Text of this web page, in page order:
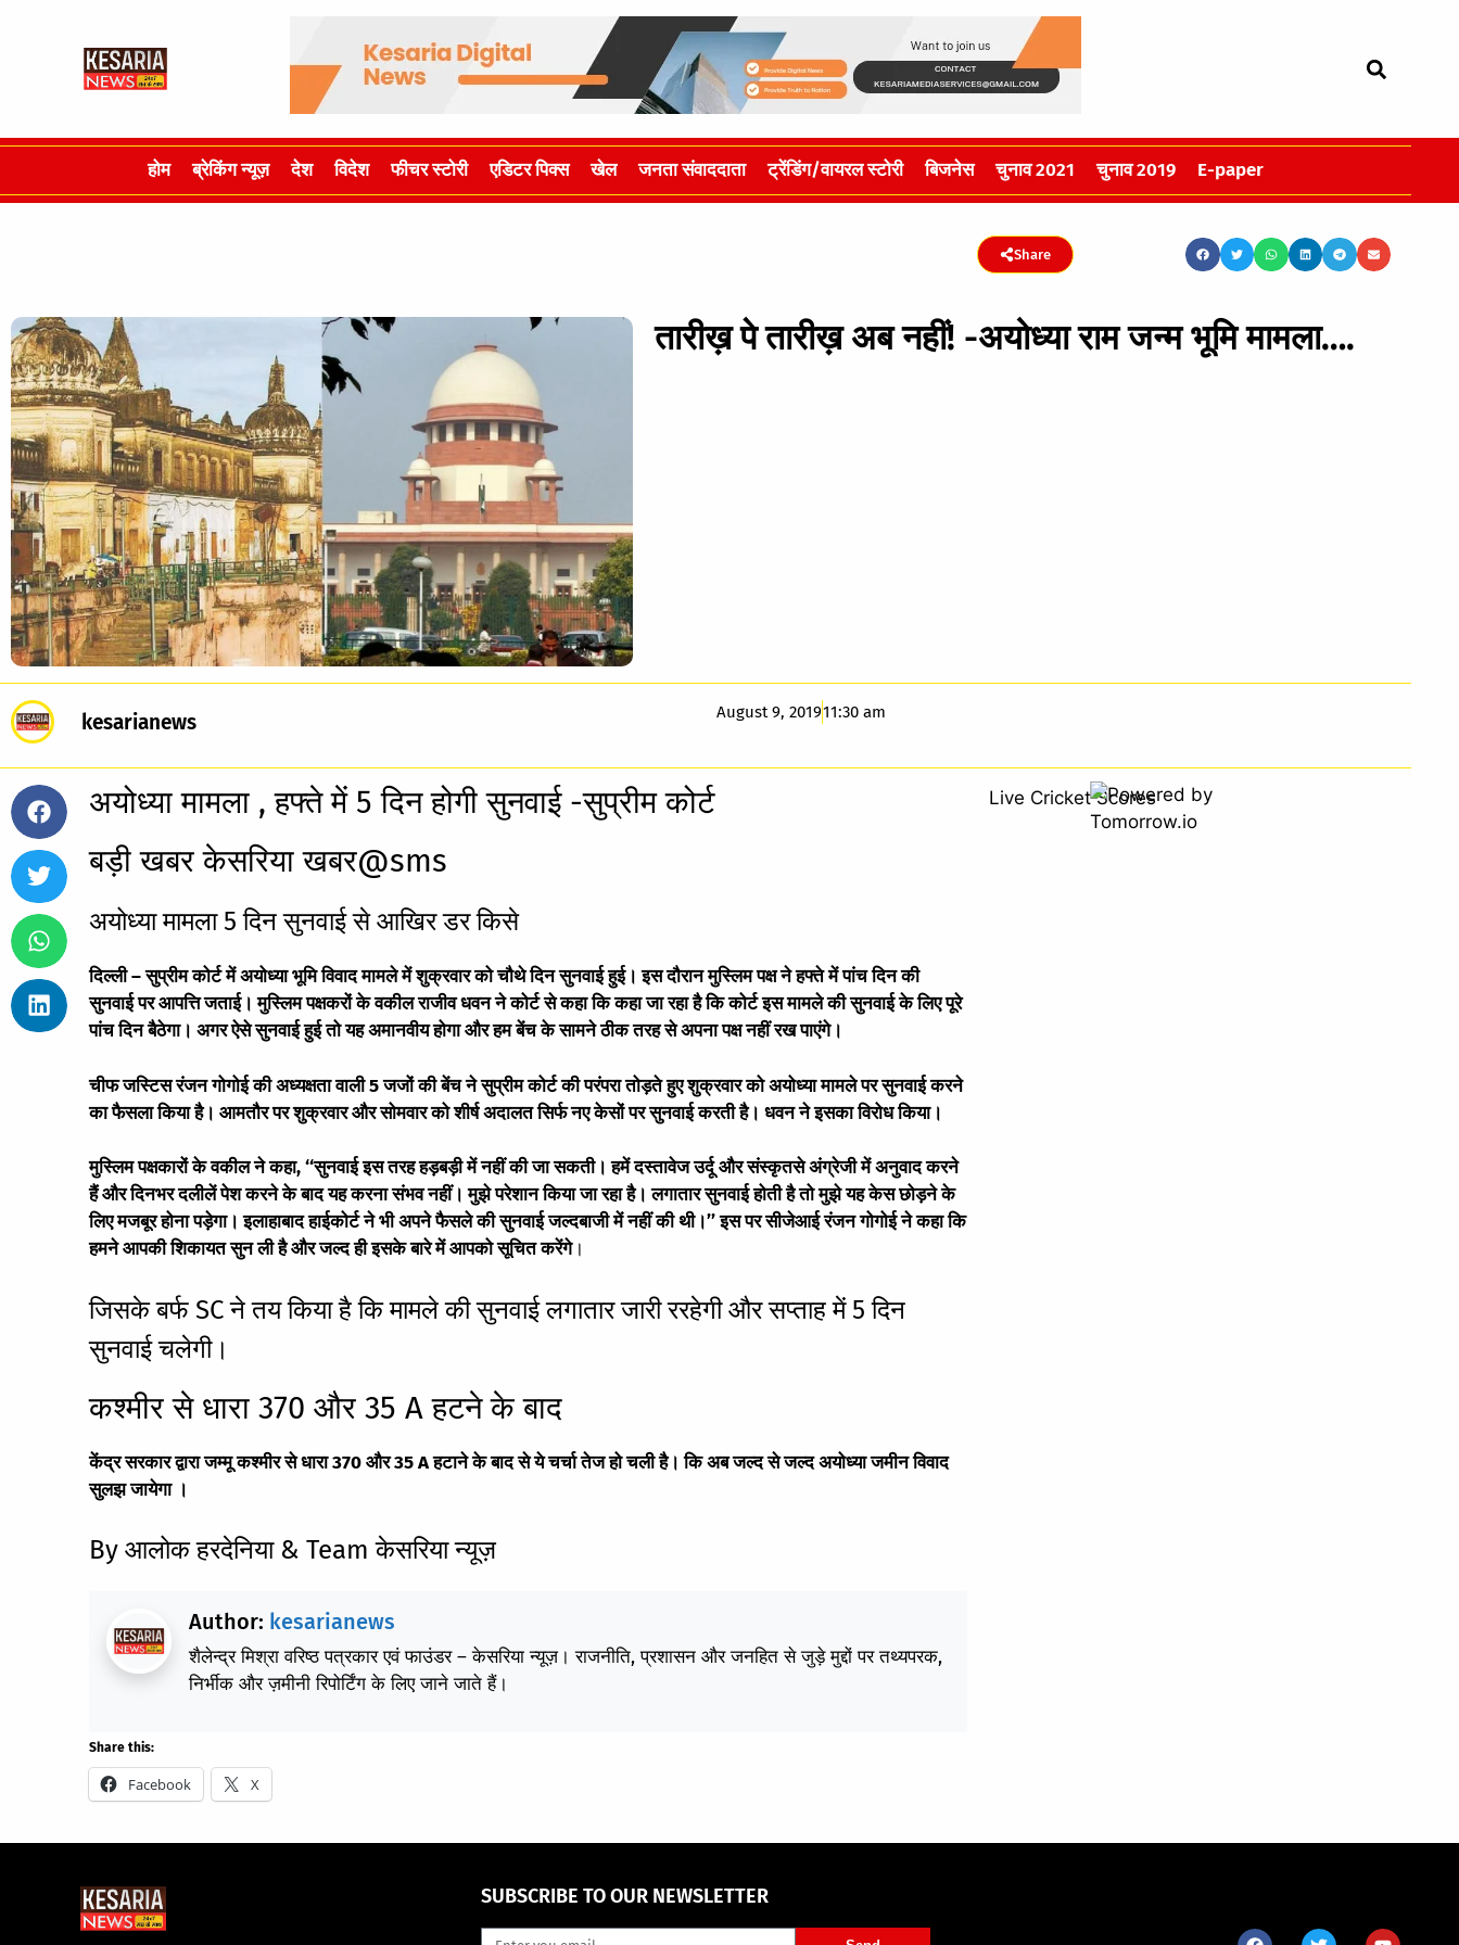
होम ब्रेकिंग न्यूज़ देश विदेश फीचर स्टोरी एडिटर पिक्स खेल जनता संवाददाता ट्रेंडिंग/वायरल स्टोरी बिजनेस चुनाव 2021 चुनाव 2019 E-paper
Share
तारीख़ पे तारीख़ अब नहीं! -अयोध्या राम जन्म भूमि मामला….
kesarianews August 9, 201911:30 am
अयोध्या मामला , हफ्ते में 5 दिन होगी सुनवाई -सुप्रीम कोर्ट
बड़ी खबर केसरिया खबर@sms
अयोध्या मामला 5 दिन सुनवाई से आखिर डर किसे
दिल्ली – सुप्रीम कोर्ट में अयोध्या भूमि विवाद मामले में शुक्रवार को चौथे दिन सुनवाई हुई। इस दौरान मुस्लिम पक्ष ने हफ्ते में पांच दिन की
सुनवाई पर आपत्ति जताई। मुस्लिम पक्षकरों के वकील राजीव धवन ने कोर्ट से कहा कि कहा जा रहा है कि कोर्ट इस मामले की सुनवाई के लिए पूरे
पांच दिन बैठेगा। अगर ऐसे सुनवाई हुई तो यह अमानवीय होगा और हम बेंच के सामने ठीक तरह से अपना पक्ष नहीं रख पाएंगे।
चीफ जस्टिस रंजन गोगोई की अध्यक्षता वाली 5 जजों की बेंच ने सुप्रीम कोर्ट की परंपरा तोड़ते हुए शुक्रवार को अयोध्या मामले पर सुनवाई करने
का फैसला किया है। आमतौर पर शुक्रवार और सोमवार को शीर्ष अदालत सिर्फ नए केसों पर सुनवाई करती है। धवन ने इसका विरोध किया।
मुस्लिम पक्षकारों के वकील ने कहा, ‘‘सुनवाई इस तरह हड़बड़ी में नहीं की जा सकती। हमें दस्तावेज उर्दू और संस्कृतसे अंग्रेजी में अनुवाद करने
हैं और दिनभर दलीलें पेश करने के बाद यह करना संभव नहीं। मुझे परेशान किया जा रहा है। लगातार सुनवाई होती है तो मुझे यह केस छोड़ने के
लिए मजबूर होना पड़ेगा। इलाहाबाद हाईकोर्ट ने भी अपने फैसले की सुनवाई जल्दबाजी में नहीं की थी।’’ इस पर सीजेआई रंजन गोगोई ने कहा कि
हमने आपकी शिकायत सुन ली है और जल्द ही इसके बारे में आपको सूचित करेंगे।
जिसके बर्फ SC ने तय किया है कि मामले की सुनवाई लगातार जारी ररहेगी और सप्ताह में 5 दिन
सुनवाई चलेगी।
कश्मीर से धारा 370 और 35 A हटने के बाद
केंद्र सरकार द्वारा जम्मू कश्मीर से धारा 370 और 35 A हटाने के बाद से ये चर्चा तेज हो चली है। कि अब जल्द से जल्द अयोध्या जमीन विवाद
सुलझ जायेगा ।
By आलोक हरदेनिया & Team केसरिया न्यूज़
Author: kesarianews
शैलेन्द्र मिश्रा वरिष्ठ पत्रकार एवं फाउंडर – केसरिया न्यूज़। राजनीति, प्रशासन और जनहित से जुड़े मुद्दों पर तथ्यपरक,
निर्भीक और ज़मीनी रिपोर्टिंग के लिए जाने जाते हैं।
Share this:
Facebook X
Live Cricket Scores
SUBSCRIBE TO OUR NEWSLETTER